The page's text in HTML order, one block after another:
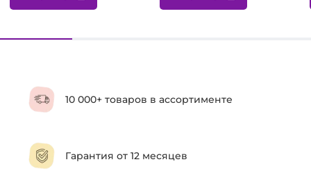
10 000+ товаров в ассортименте
Гарантия от 12 месяцев